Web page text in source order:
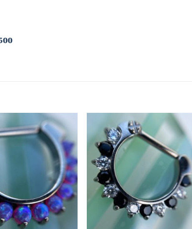
Añadir
a la
lista
de
deseos
a la
de